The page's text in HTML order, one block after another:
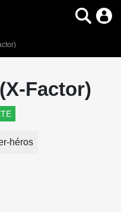
(X-Factor)
héros